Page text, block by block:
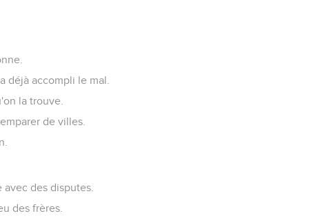
déjà accompli le mal.
la trouve.
de villes.
des disputes.
des frères.